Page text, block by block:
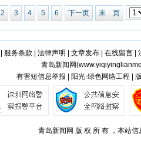
2 3 4 5 6 下一页 末 页
服务条款 法律声明 文章发布| 在线留言|
青岛新闻网(
有害短信息举报 | 阳光·绿色网络工程 |
青岛新闻网 版 权 所 有 ，本站